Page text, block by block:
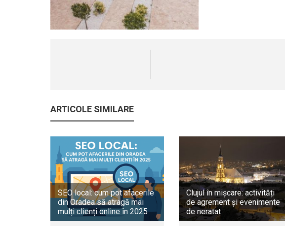
ARTICOLE SIMILARE
SEO local: cum pot afacerile
din Oradea să atragă mai
mulți clienți online în 2025
Clujul în mișcare: activități
de agrement și evenimente
de neratat